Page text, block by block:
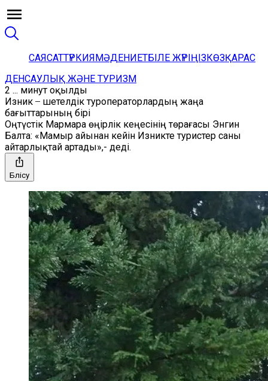
САЯСАТТҮРКИЯМӘДЕНИЕТБІЛЕ ЖҮРІҢІЗКӨЗҚАРАС
ДЕНСАУЛЫҚ ЖӘНЕ ТУРИЗМ
2 ... минут оқылды
Изник ̶ шетелдік туроператорлардың жаңа
бағыттарының бірі
Оңтүстік Мармара өңірлік кеңесінің төрағасы Энгин
Балта: «Мамыр айынан кейін Изникте туристер саны
айтарлықтай артады»,- деді.
Бөлісу